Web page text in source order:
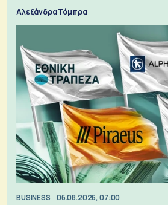
Αλεξάνδρα Τόμπρα
BUSINESS 06.08.2026, 07:00